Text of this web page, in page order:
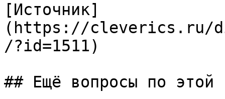
[Источник]
(https://cleverics.ru/
/?id=1511)
## Ещё вопросы по этой